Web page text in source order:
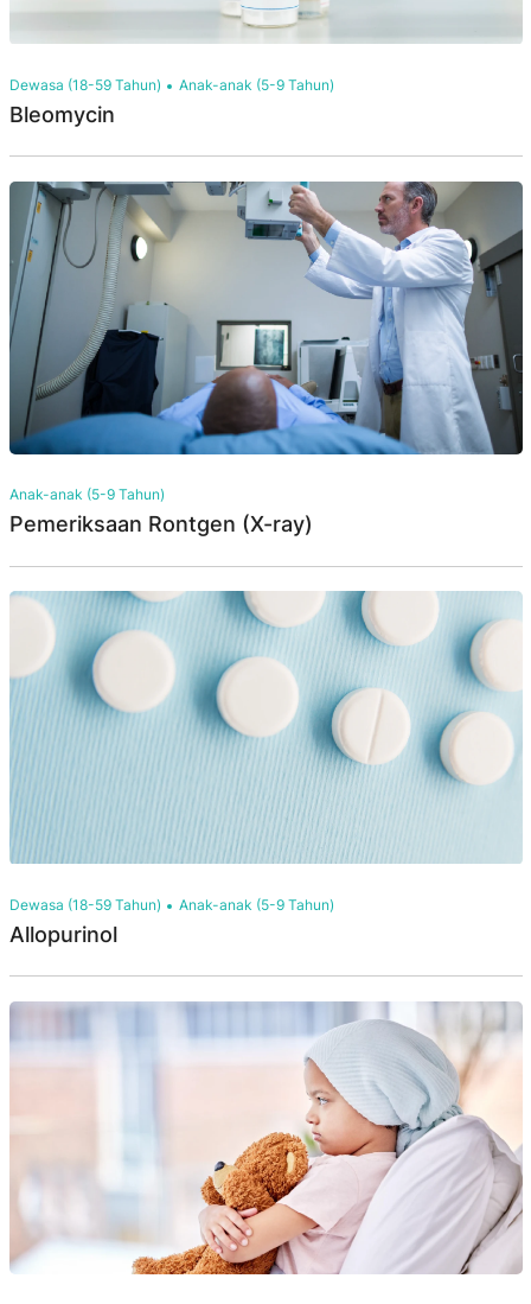
Dewasa (18-59 Tahun) Anak-anak (5-9 Tahun)
Bleomycin
Anak-anak (5-9 Tahun)
Pemeriksaan Rontgen (X-ray)
Dewasa (18-59 Tahun) Anak-anak (5-9 Tahun)
Allopurinol